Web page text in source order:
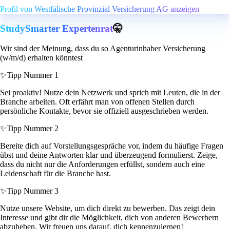
Profil von Westfälische Provinzial Versicherung AG anzeigen
StudySmarter Expertenrat🤫
Wir sind der Meinung, dass du so Agenturinhaber Versicherung
(w/m/d) erhalten könntest
✨Tipp Nummer 1
Sei proaktiv! Nutze dein Netzwerk und sprich mit Leuten, die in der
Branche arbeiten. Oft erfährt man von offenen Stellen durch
persönliche Kontakte, bevor sie offiziell ausgeschrieben werden.
✨Tipp Nummer 2
Bereite dich auf Vorstellungsgespräche vor, indem du häufige Fragen
übst und deine Antworten klar und überzeugend formulierst. Zeige,
dass du nicht nur die Anforderungen erfüllst, sondern auch eine
Leidenschaft für die Branche hast.
✨Tipp Nummer 3
Nutze unsere Website, um dich direkt zu bewerben. Das zeigt dein
Interesse und gibt dir die Möglichkeit, dich von anderen Bewerbern
abzuheben. Wir freuen uns darauf, dich kennenzulernen!